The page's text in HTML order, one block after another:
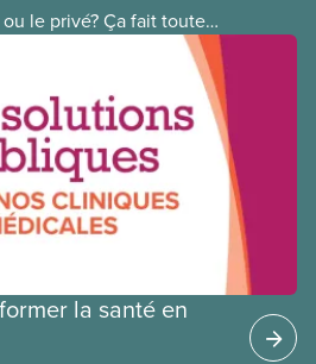
le privé? Ça fait toute
public coûte moins cher,
à l’intérêt public.
la santé en